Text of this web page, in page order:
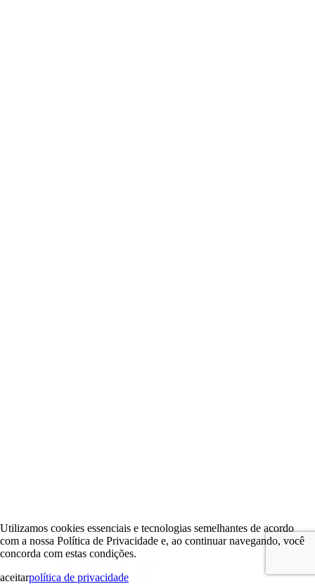
Utilizamos cookies essenciais e tecnologias semelhantes de acordo
com a nossa Política de Privacidade e, ao continuar navegando, você
concorda com estas condições.
aceitarpolítica de privacidade